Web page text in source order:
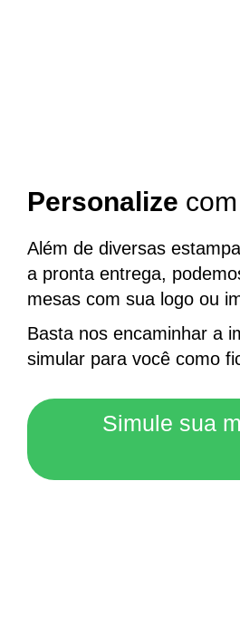
Personalize
Além de diversas
a pronta entrega,
mesas com sua logo ou
Basta nos encaminhar a
simular para você como
Simule sua